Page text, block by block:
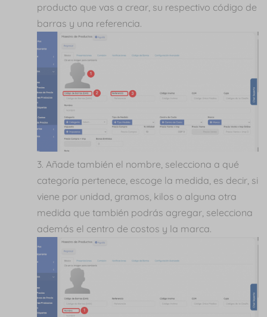
producto que vas a crear, su respectivo código de
barras y una referencia.
Añade también el nombre, selecciona a qué
categoría pertenece, escoge la medida, es decir, si
viene por unidad, gramos, kilos o alguna otra
medida que también podrás agregar, selecciona
además el centro de costos y la marca.